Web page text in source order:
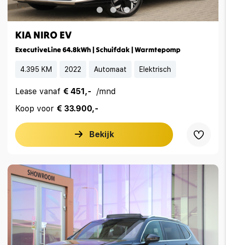
KIA NIRO EV
ExecutiveLine 64.8kWh | Schuifdak | Warmtepomp
4.395 KM 2022 Automaat Elektrisch
Lease vanaf € 451,-
/mnd
Koop voor € 33.900,-
Bekijk